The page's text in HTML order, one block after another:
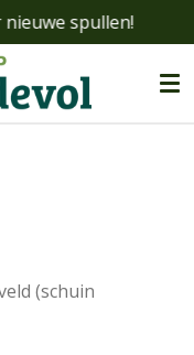
spullen!
(schuin